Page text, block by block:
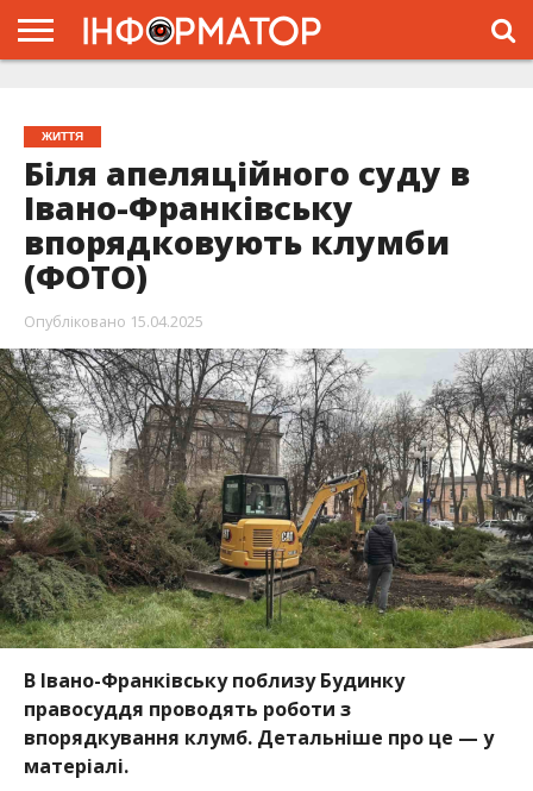
ЖИТТЯ
Біля апеляційного суду в
Івано-Франківську
впорядковують клумби
(ФОТО)
Опубліковано 15.04.2025
В Івано-Франківську поблизу Будинку
правосуддя проводять роботи з
впорядкування клумб. Детальніше про це — у
матеріалі.